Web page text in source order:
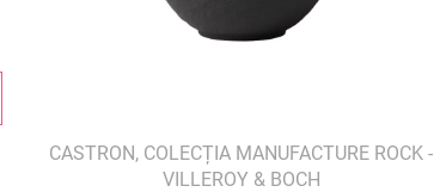
CASTRON, COLECȚIA MANUFACTURE ROCK -
VILLEROY & BOCH